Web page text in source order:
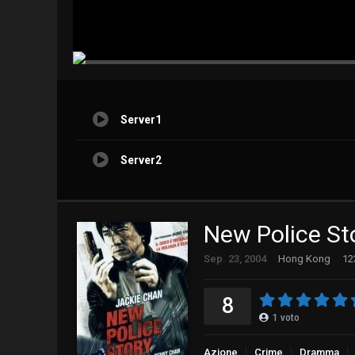
Server1
Server2
New Police
Sep. 23, 2004 Hong Kong
8 1 voto
Azione Crime Dramma